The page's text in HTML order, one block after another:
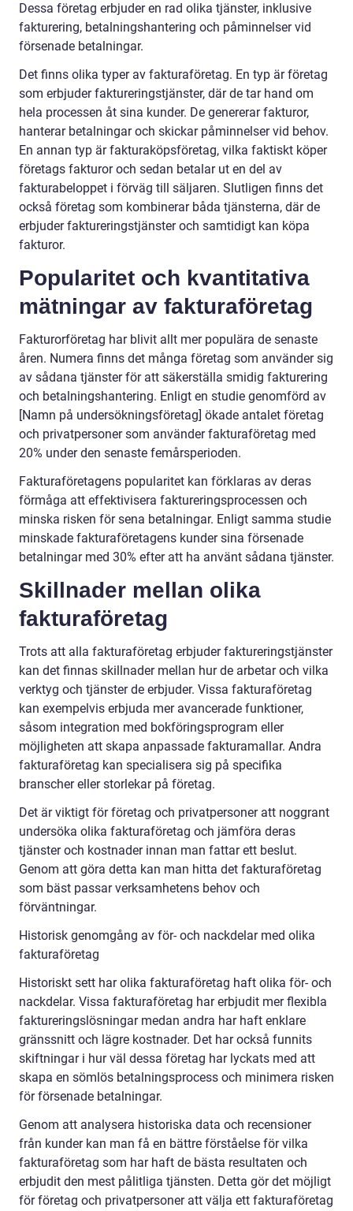
Dessa företag erbjuder en rad olika tjänster, inklusive
fakturering, betalningshantering och påminnelser vid
försenade betalningar.
Det finns olika typer av fakturaföretag. En typ är företag
som erbjuder faktureringstjänster, där de tar hand om
hela processen åt sina kunder. De genererar fakturor,
hanterar betalningar och skickar påminnelser vid behov.
En annan typ är fakturaköpsföretag, vilka faktiskt köper
företags fakturor och sedan betalar ut en del av
fakturabeloppet i förväg till säljaren. Slutligen finns det
också företag som kombinerar båda tjänsterna, där de
erbjuder faktureringstjänster och samtidigt kan köpa
fakturor.
Popularitet och kvantitativa
mätningar av fakturaföretag
Fakturorföretag har blivit allt mer populära de senaste
åren. Numera finns det många företag som använder sig
av sådana tjänster för att säkerställa smidig fakturering
och betalningshantering. Enligt en studie genomförd av
[Namn på undersökningsföretag] ökade antalet företag
och privatpersoner som använder fakturaföretag med
20% under den senaste femårsperioden.
Fakturaföretagens popularitet kan förklaras av deras
förmåga att effektivisera faktureringsprocessen och
minska risken för sena betalningar. Enligt samma studie
minskade fakturaföretagens kunder sina försenade
betalningar med 30% efter att ha använt sådana tjänster.
Skillnader mellan olika
fakturaföretag
Trots att alla fakturaföretag erbjuder faktureringstjänster
kan det finnas skillnader mellan hur de arbetar och vilka
verktyg och tjänster de erbjuder. Vissa fakturaföretag
kan exempelvis erbjuda mer avancerade funktioner,
såsom integration med bokföringsprogram eller
möjligheten att skapa anpassade fakturamallar. Andra
fakturaföretag kan specialisera sig på specifika
branscher eller storlekar på företag.
Det är viktigt för företag och privatpersoner att noggrant
undersöka olika fakturaföretag och jämföra deras
tjänster och kostnader innan man fattar ett beslut.
Genom att göra detta kan man hitta det fakturaföretag
som bäst passar verksamhetens behov och
förväntningar.
Historisk genomgång av för- och nackdelar med olika
fakturaföretag
Historiskt sett har olika fakturaföretag haft olika för- och
nackdelar. Vissa fakturaföretag har erbjudit mer flexibla
faktureringslösningar medan andra har haft enklare
gränssnitt och lägre kostnader. Det har också funnits
skiftningar i hur väl dessa företag har lyckats med att
skapa en sömlös betalningsprocess och minimera risken
för försenade betalningar.
Genom att analysera historiska data och recensioner
från kunder kan man få en bättre förståelse för vilka
fakturaföretag som har haft de bästa resultaten och
erbjudit den mest pålitliga tjänsten. Detta gör det möjligt
för företag och privatpersoner att välja ett fakturaföretag